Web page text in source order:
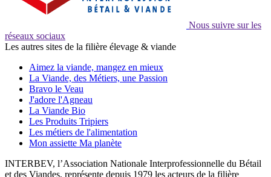
Nous suivre sur les
réseaux sociaux
Les autres sites de la filière élevage & viande
Aimez la viande, mangez en mieux
La Viande, des Métiers, une Passion
Bravo le Veau
J'adore l'Agneau
La Viande Bio
Les Produits Tripiers
Les métiers de l'alimentation
Mon assiette Ma planète
INTERBEV, l’Association Nationale Interprofessionnelle du Bétail
et des Viandes, représente depuis 1979 les acteurs de la filière